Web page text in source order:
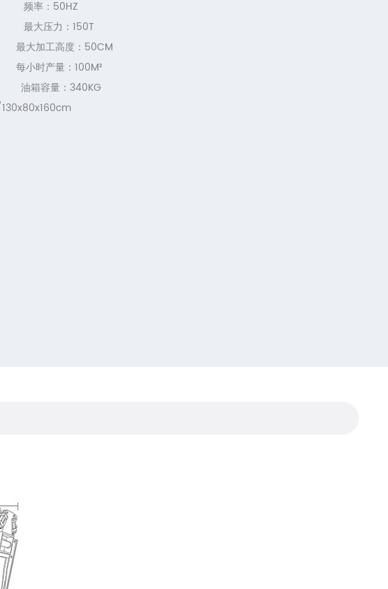
：50HZ
压力：150T
加工高度：50CM
时产量：100M²
容量：340KG
130x80x160cm